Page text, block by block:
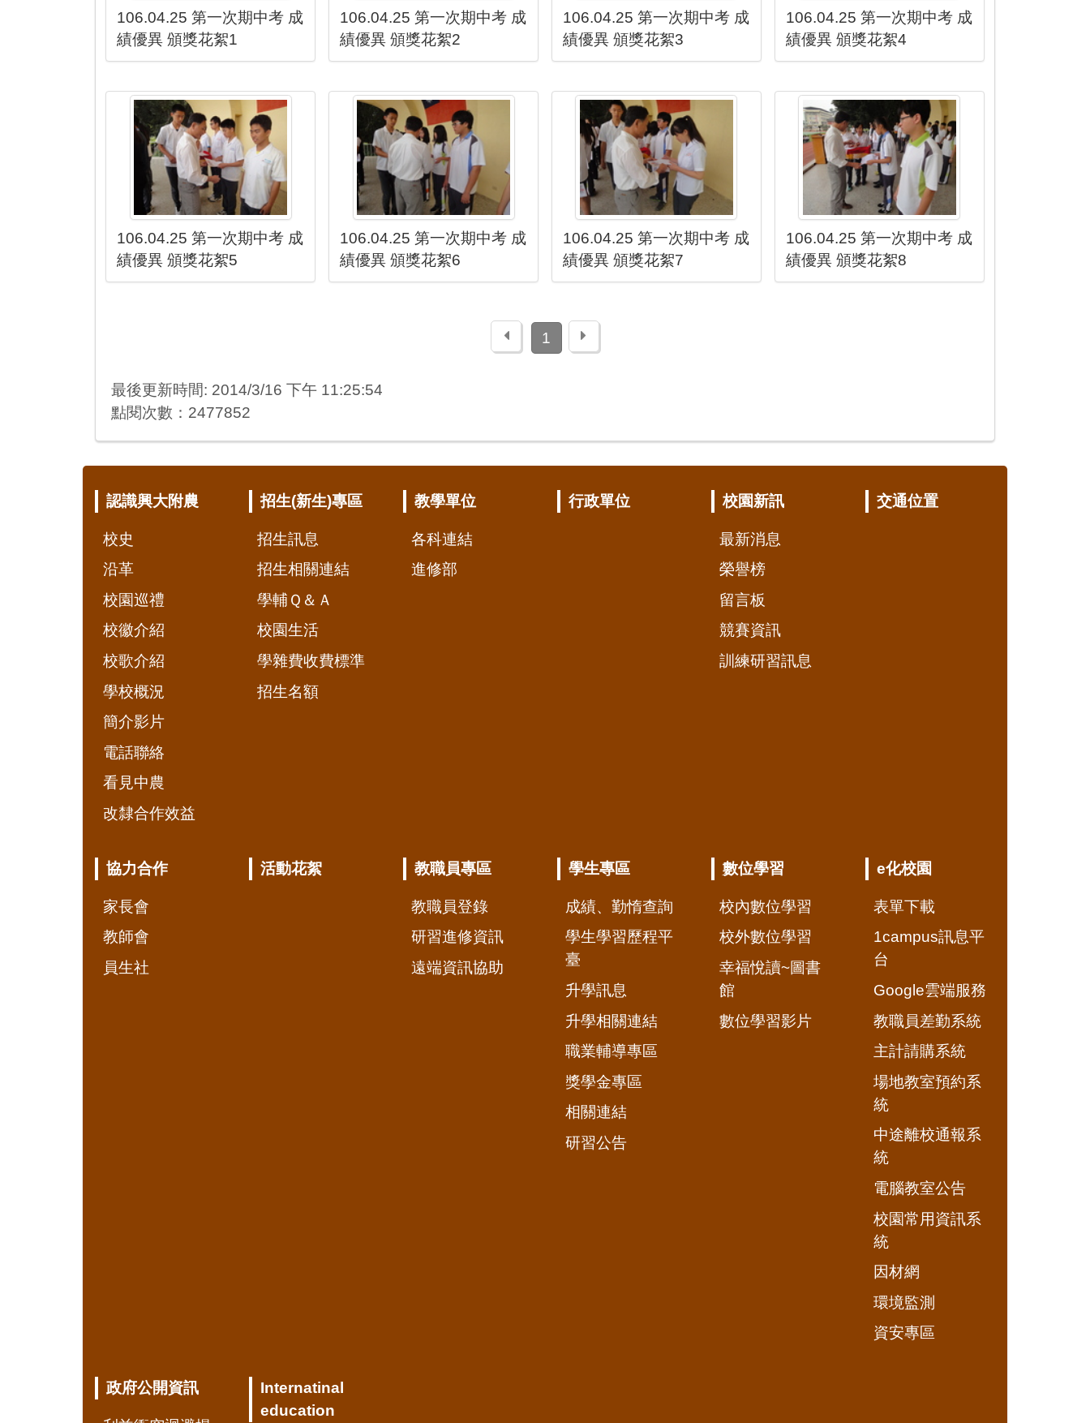
106.04.25 第一次期中考 成
績優異 頒獎花絮1
106.04.25 第一次期中考 成
績優異 頒獎花絮2
106.04.25 第一次期中考 成
績優異 頒獎花絮3
106.04.25 第一次期中考 成
績優異 頒獎花絮4
106.04.25 第一次期中考 成
績優異 頒獎花絮5
106.04.25 第一次期中考 成
績優異 頒獎花絮6
106.04.25 第一次期中考 成
績優異 頒獎花絮7
106.04.25 第一次期中考 成
績優異 頒獎花絮8
上一頁1 下一頁
最後更新時間: 2014/3/16 下午 11:25:54
點閱次數：2477852
認識興大附農
校史
沿革
校園巡禮
校徽介紹
校歌介紹
學校概況
簡介影片
電話聯絡
看見中農
改隸合作效益
招生(新生)專區
招生訊息
招生相關連結
學輔Ｑ＆Ａ
校園生活
學雜費收費標準
招生名額
教學單位
各科連結
進修部
行政單位 校園新訊
最新消息
榮譽榜
留言板
競賽資訊
訓練研習訊息
交通位置
協力合作
家長會
教師會
員生社
活動花絮 教職員專區
教職員登錄
研習進修資訊
遠端資訊協助
學生專區
成績、勤惰查詢
學生學習歷程平
臺
升學訊息
升學相關連結
職業輔導專區
獎學金專區
相關連結
研習公告
數位學習
校內數位學習
校外數位學習
幸福悅讀~圖書
館
數位學習影片
e化校園
表單下載
1campus訊息平
台
Google雲端服務
教職員差勤系統
主計請購系統
場地教室預約系
統
中途離校通報系
統
電腦教室公告
校園常用資訊系
統
因材網
環境監測
資安專區
政府公開資訊
Internatinal
education